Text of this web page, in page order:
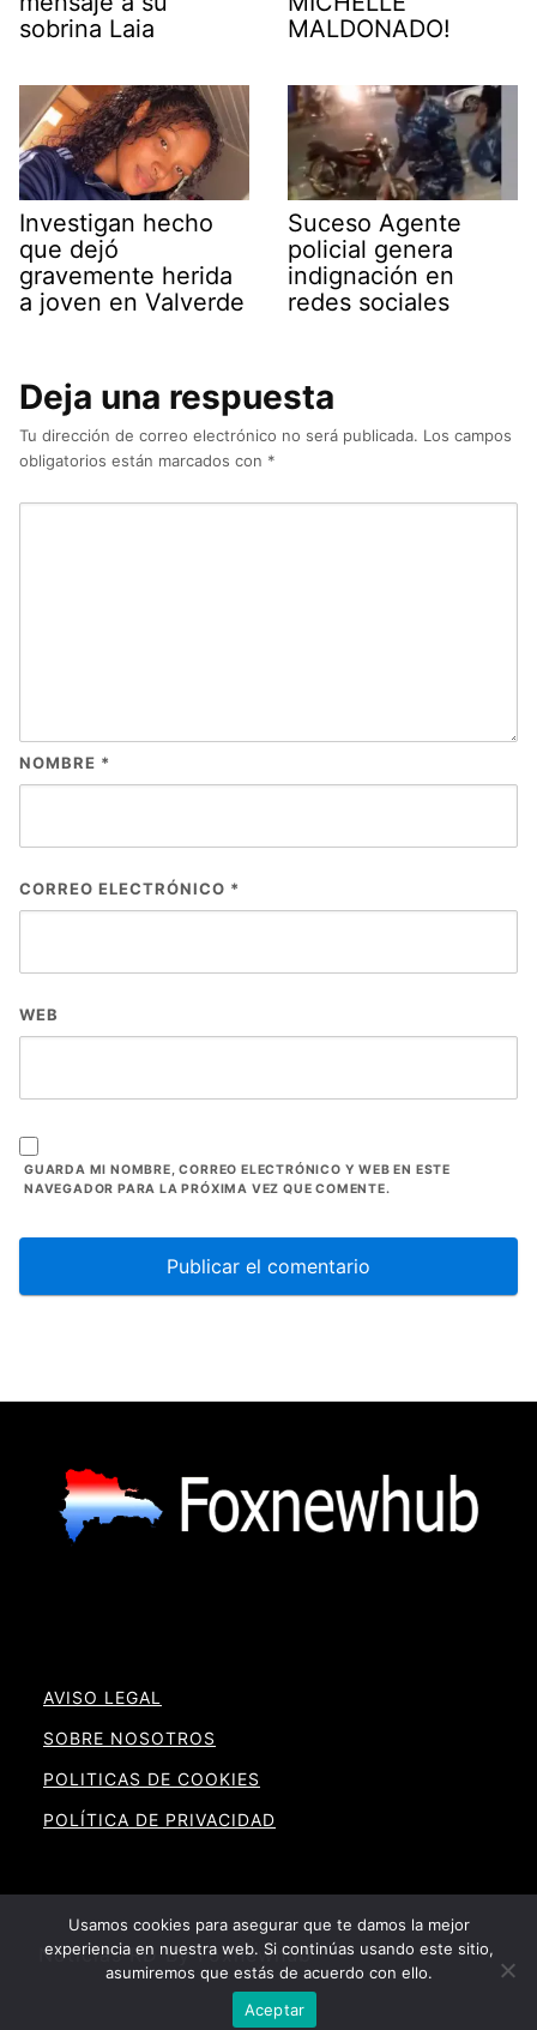
sobrina Laia
MALDONADO!
Investigan hecho
que dejó
gravemente herida
a joven en Valverde
Suceso Agente
policial genera
indignación en
redes sociales
Deja una respuesta
Tu dirección de correo electrónico no será publicada. Los campos
obligatorios están marcados con *
NOMBRE *
CORREO ELECTRÓNICO *
WEB
GUARDA MI NOMBRE, CORREO ELECTRÓNICO Y WEB EN ESTE
NAVEGADOR PARA LA PRÓXIMA VEZ QUE COMENTE.
AVISO LEGAL
SOBRE NOSOTROS
POLITICAS DE COOKIES
POLÍTICA DE PRIVACIDAD
Noticias RD By Foxnewhub
Usamos cookies para asegurar que te damos la mejor
experiencia en nuestra web. Si continúas usando este sitio,
asumiremos que estás de acuerdo con ello.
Aceptar